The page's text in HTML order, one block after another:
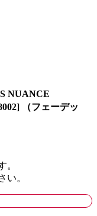
NUANCE
（フェーデッ
。
い。